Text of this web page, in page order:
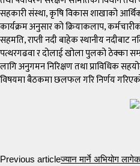
सहकारी संस्था, कृषि विकास शाखाको
कार्यक्रम अनुसार को क्रियाकलाप,
सहमति, राप्ती नदी बाहेक स्थानीय नदीबाट
पत्थरगढवा र दोलाई खोला पुलको ठेक्का
लागि अनुगमन निरिक्षण तथा प्राविधिक
विषयमा बैठकमा छलफल गरि निर्णय
Previous articleज्यान मार्ने अभियोग